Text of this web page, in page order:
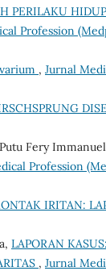
PERILAKU
Profession
, Jurnal
Fery
Profession
IRITAN:
LAPORAN
, Jurnal